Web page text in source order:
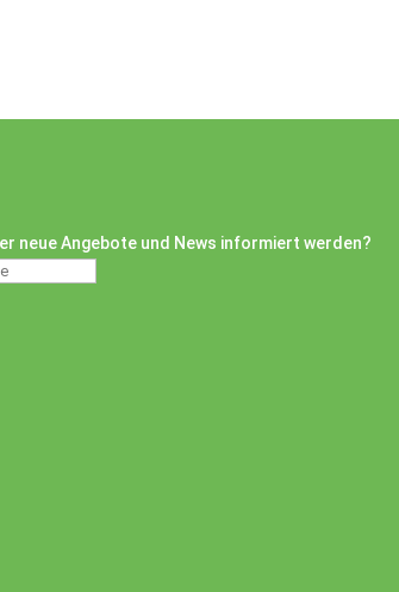
neue Angebote und News informiert werden?